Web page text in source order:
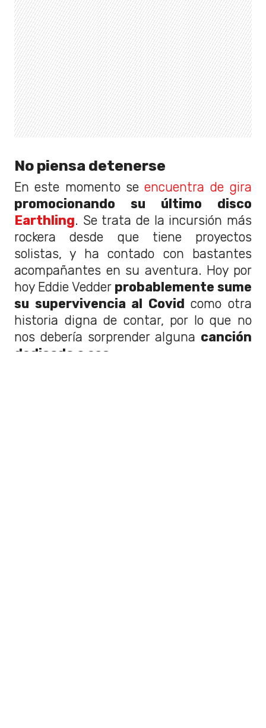
No piensa detenerse
En este momento seencuentra de gira
promocionando su último disco
Earthling. Se trata de la incursión más
rockera desde que tiene proyectos
solistas, y ha contado con bastantes
acompañantes en su aventura. Hoy por
hoy Eddie Vedder probablemente sume
su supervivencia al Covid como otra
historia digna de contar, por lo que no
nos debería sorprender alguna canción
dedicada a eso